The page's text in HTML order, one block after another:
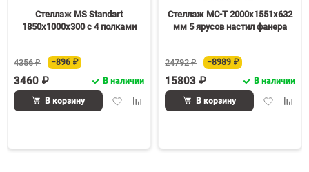
Стеллаж MS Standart
1850х1000х300 c 4 полками
4356 ₽ −896 ₽
3460 ₽ В наличии
ДобавитьДобавить
В корзину
Стеллаж МС-Т 2000х1551х632
мм 5 ярусов настил фанера
24792 ₽ −8989 ₽
15803 ₽ В наличии
Добавить
В корзину